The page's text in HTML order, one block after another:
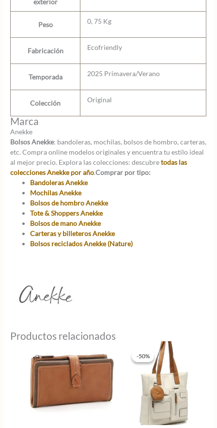
Peso 0, 75 Kg
Fabricación Ecofriendly
Temporada 2025 Primavera/Verano
Colección Original
Marca
Anekke
Bolsos Anekke: bandoleras, mochilas, bolsos de hombro, carteras,
etc. Compra online modelos originales y encuentra tu estilo ideal
al mejor precio. Explora las colecciones: descubretodas las
colecciones Anekke por año.Comprar por tipo:
Bandoleras Anekke
Mochilas Anekke
Bolsos de hombro Anekke
Tote & Shoppers Anekke
Bolsos de mano Anekke
Carteras y billeteros Anekke
Bolsos reciclados Anekke (Nature)
Productos relacionados
-50%
-50%